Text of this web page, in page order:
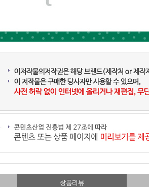
상품리뷰